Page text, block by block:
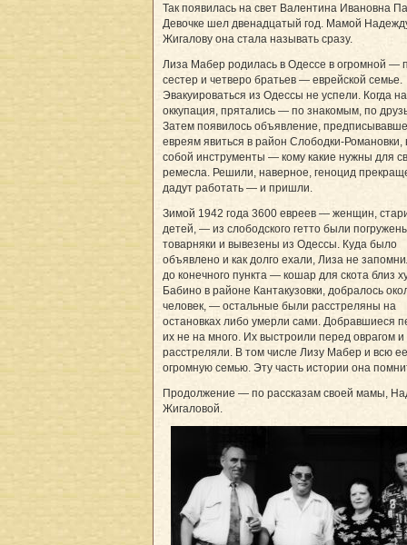
Так появилась на свет Валентина Ивановна
Девочке шел двенадцатый год. Мамой
Жигалову она стала называть сразу.
Лиза Мабер родилась в Одессе в огромной —
сестер и четверо братьев — еврейской семье.
Эвакуироваться из Одессы не успели. Когда
оккупация, прятались — по знакомым, по
Затем появилось объявление,
евреям явиться в район Слободки-Романовки,
собой инструменты — кому какие нужны для
ремесла. Решили, наверное, геноцид
дадут работать — и пришли.
Зимой 1942 года 3600 евреев — женщин,
детей, — из слободского гетто были
товарняки и вывезены из Одессы. Куда было
объявлено и как долго ехали, Лиза не
до конечного пункта — кошар для скота близ
Бабино в районе Кантакузовки, добралось
человек, — остальные были расстреляны на
остановках либо умерли сами. Добравшиеся
их не на много. Их выстроили перед оврагом и
расстреляли. В том числе Лизу Мабер и всю ее
огромную семью. Эту часть истории она
Продолжение — по рассказам своей мамы,
Жигаловой.